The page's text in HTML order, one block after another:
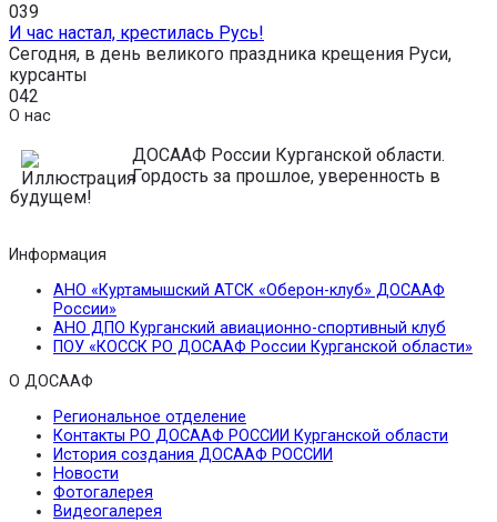
039
И час настал, крестилась Русь!
Сегодня, в день великого праздника крещения Руси,
курсанты
042
О нас
ДОСААФ России Курганской области.
Гордость за прошлое, уверенность в
будущем!
Информация
АНО «Куртамышский АТСК «Оберон-клуб» ДОСААФ
России»
АНО ДПО Курганский авиационно-спортивный клуб
ПОУ «КОССК РО ДОСААФ России Курганской области»
О ДОСААФ
Региональное отделение
Контакты РО ДОСААФ РОССИИ Курганской области
История создания ДОСААФ РОССИИ
Новости
Фотогалерея
Видеогалерея